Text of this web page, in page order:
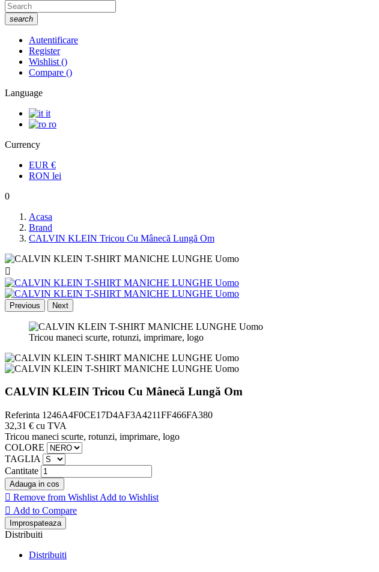
search
Autentificare
Register
Wishlist ()
Compare ()
Language
it
ro
Currency
EUR €
RON lei
0
Acasa
Brand
CALVIN KLEIN Tricou Cu Mânecă Lungă Om

Previous Next
Tricou maneci scurte, rotunzi, imprimare, logo
CALVIN KLEIN Tricou Cu Mânecă Lungă Om
Referinta 1246A4F0CE17D4AF3A4211FF466FA380
32,31 € cu TVA
Tricou maneci scurte, rotunzi, imprimare, logo
COLORE
TAGLIA
Cantitate
Adauga in cos
 Remove from Wishlist Add to Wishlist
 Add to Compare
Distribuiti
Distribuiti